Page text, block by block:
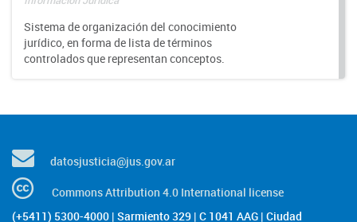
Sistema de organización del conocimiento
jurídico, en forma de lista de términos
controlados que representan conceptos.
datosjusticia@jus.gov.ar
Commons Attribution 4.0 International license
(+5411) 5300-4000 | Sarmiento 329 | C 1041 AAG | Ciudad